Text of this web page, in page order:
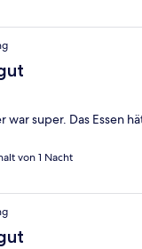
war super. Das Essen
von 1 Nacht